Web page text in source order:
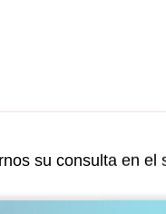
su consulta en